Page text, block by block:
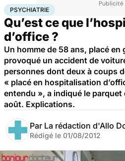
AccueilSantéSociété Psychiatrie
PSYCHIATRIE
Qu’est ce que
d’office ?
Un homme de 58 ans, placé
provoqué un accident de
personnes dont deux à coups
« placé en hospitalisation
entendu », a indiqué le parquet
août. Explications.
Par La rédaction d'Allo
Rédigé le 01/08/2012